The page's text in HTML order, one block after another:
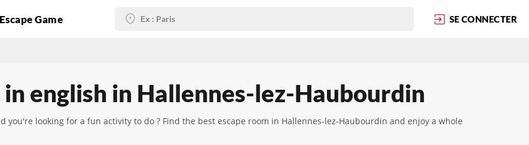
Game SE CONNECTER
english in Hallennes-lez-Haubourdin
you're looking for a fun activity to do ? Find the best escape room in Hallennes-lez-Haubourdin and enjoy a whole